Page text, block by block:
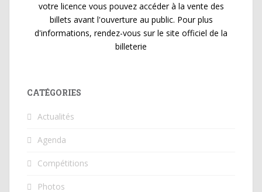
votre licence vous pouvez accéder à la vente des
billets avant l'ouverture au public. Pour plus
d'informations, rendez-vous sur le site officiel de la
billeterie
CATÉGORIES
Actualités
Agenda
Compétitions
Photos